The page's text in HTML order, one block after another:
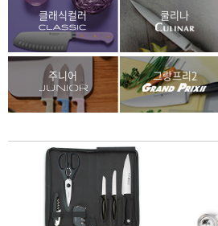
클래식컬러 쿨리나
주니어 그랑프리2